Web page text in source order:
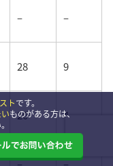
– –
28 9
20 4
トです。
ものがある方は、